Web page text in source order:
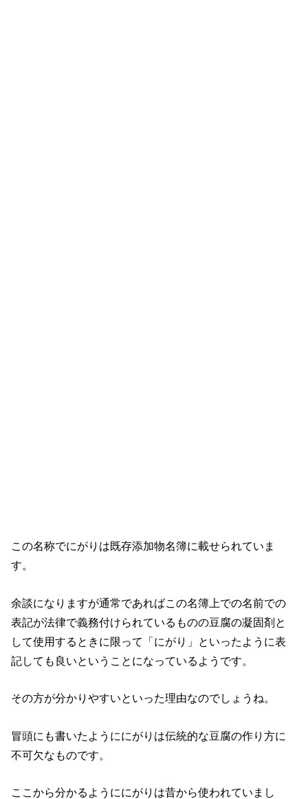
この名称でにがりは既存添加物名簿に載せられていま
す。
余談になりますが通常であればこの名簿上での名前での
表記が法律で義務付けられているものの豆腐の凝固剤と
して使用するときに限って「にがり」といったように表
記しても良いということになっているようです。
その方が分かりやすいといった理由なのでしょうね。
冒頭にも書いたようににがりは伝統的な豆腐の作り方に
不可欠なものです。
ここから分かるようににがりは昔から使われていまし